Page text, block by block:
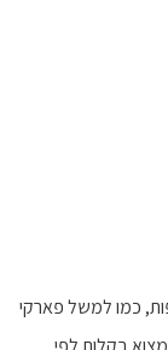
כמו למשל פארקי